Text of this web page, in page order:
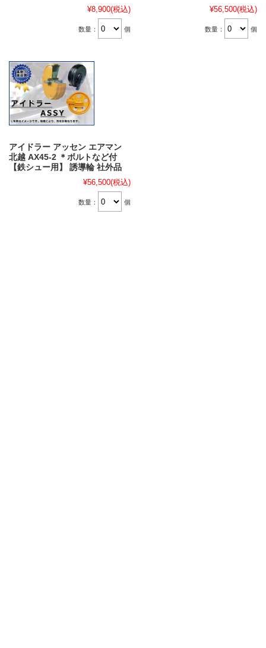
¥8,900(税込)
数量： 個
¥56,500(税込)
数量： 個
アイドラー アッセン エアマン
北越 AX45-2 ＊ボルトなど付
【鉄シュー用】 誘導輪 社外品
¥56,500(税込)
数量： 個